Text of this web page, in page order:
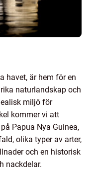
havet, är hem för en
naturlandskap och
miljö för
kommer vi att
Papua Nya Guinea,
olika typer av arter,
och en historisk
nackdelar.